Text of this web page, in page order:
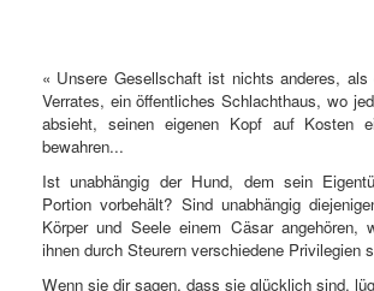
« Unsere Gesellschaft ist nichts anderes, als
Verrates, ein öffentliches Schlachthaus, wo
absieht, seinen eigenen Kopf auf Kosten
bewahren...
Ist unabhängig der Hund, dem sein
Portion vorbehält? Sind unabhängig
Körper und Seele einem Cäsar angehören,
ihnen durch Steurern verschiedene Privilegien
Wenn sie dir sagen, dass sie glücklich sind,